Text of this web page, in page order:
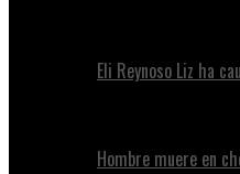
Eli Reynoso Liz ha
Hombre muere en